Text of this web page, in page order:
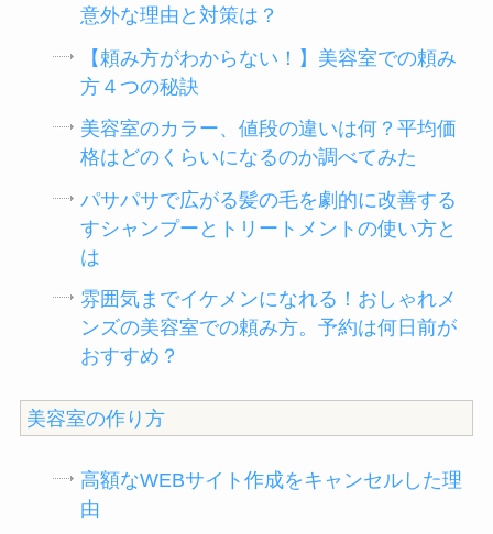
意外な理由と対策は？
【頼み方がわからない！】美容室での頼み
方４つの秘訣
美容室のカラー、値段の違いは何？平均価
格はどのくらいになるのか調べてみた
パサパサで広がる髪の毛を劇的に改善する
すシャンプーとトリートメントの使い方と
は
雰囲気までイケメンになれる！おしゃれメ
ンズの美容室での頼み方。予約は何日前が
おすすめ？
美容室の作り方
高額なWEBサイト作成をキャンセルした理
由